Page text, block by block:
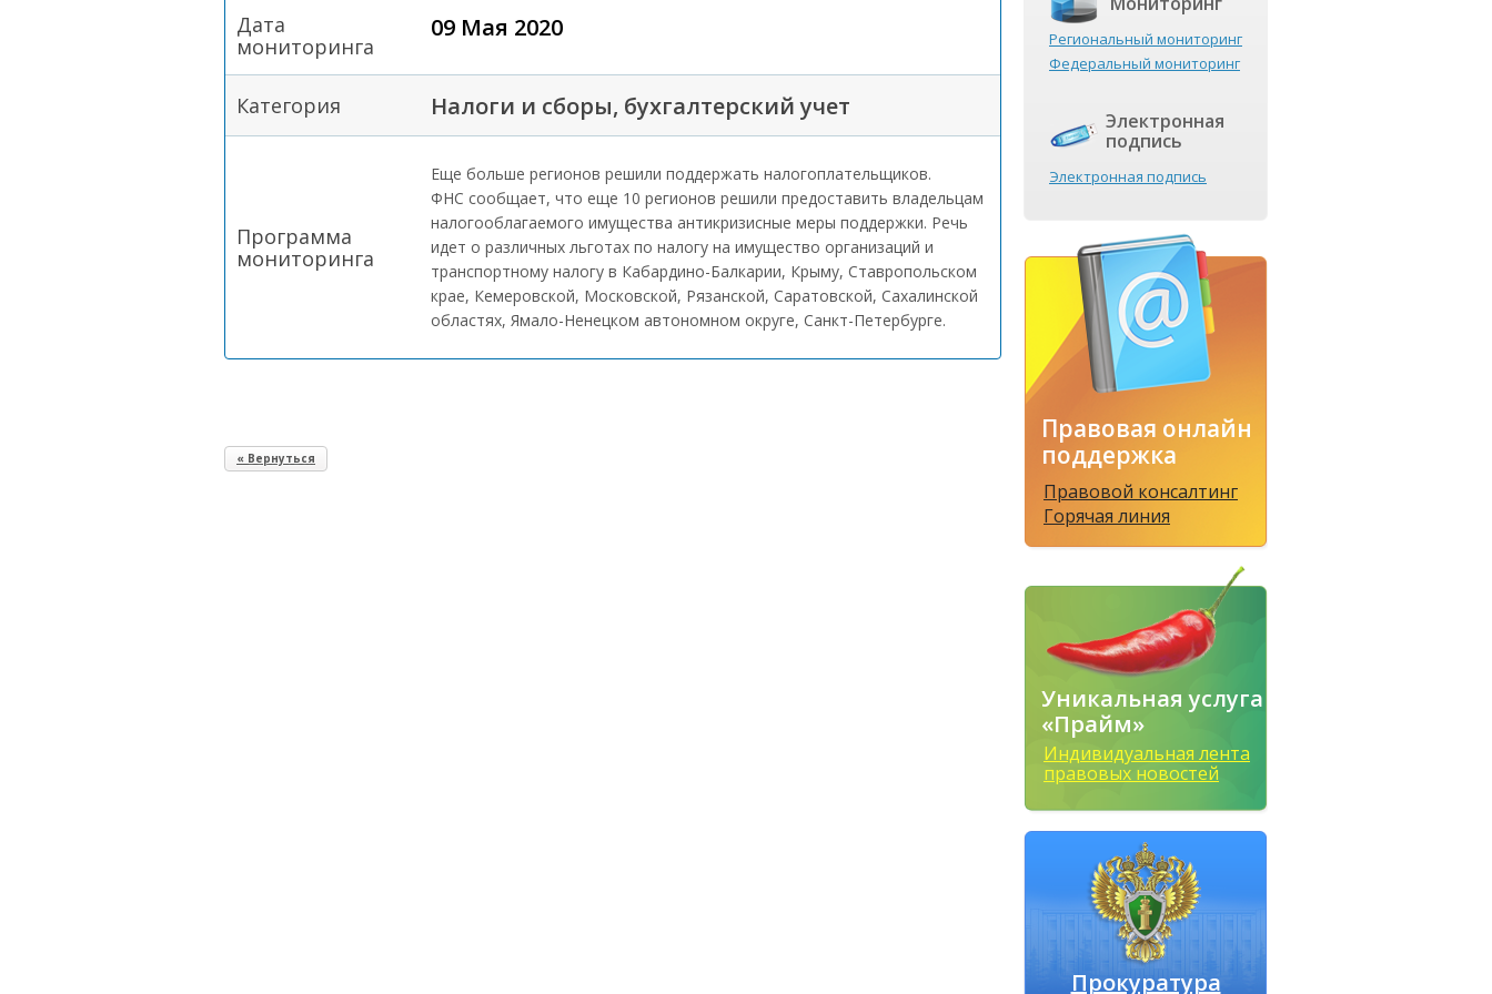
Дата
мониторинга
09 Мая 2020
Категория Налоги и сборы, бухгалтерский учет
Программа
мониторинга
Еще больше регионов решили поддержать налогоплательщиков.
ФНС сообщает, что еще 10 регионов решили предоставить владельцам
налогооблагаемого имущества антикризисные меры поддержки. Речь
идет о различных льготах по налогу на имущество организаций и
транспортному налогу в Кабардино-Балкарии, Крыму, Ставропольском
крае, Кемеровской, Московской, Рязанской, Саратовской, Сахалинской
областях, Ямало-Ненецком автономном округе, Санкт-Петербурге.
« Вернуться
Региональный мониторинг
Федеральный мониторинг
Электронная
подпись
Электронная подпись
Правовая онлайн
поддержка
Правовой консалтинг
Горячая линия
Уникальная услуга
«Прайм»
Индивидуальная лента
правовых новостей
Прокуратура